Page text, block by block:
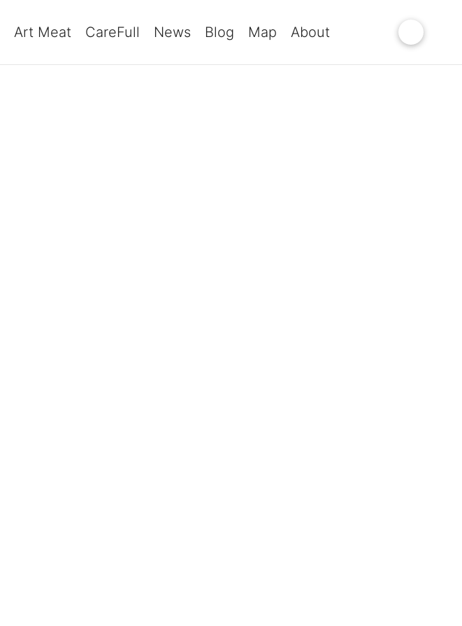
Art Meat CareFull News Blog Map About